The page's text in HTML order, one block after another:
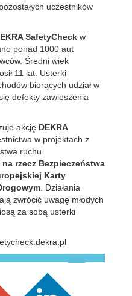
uczestników
SafetyCheck w
ponad 1000 aut
Średni wiek
11 lat. Usterki
biorących udział w
defekty zawieszenia
akcję DEKRA
w projektach z
ruchu
na rzecz Bezpieczeństwa
Karty
. Działania
zwrócić uwagę młodych
za sobą usterki